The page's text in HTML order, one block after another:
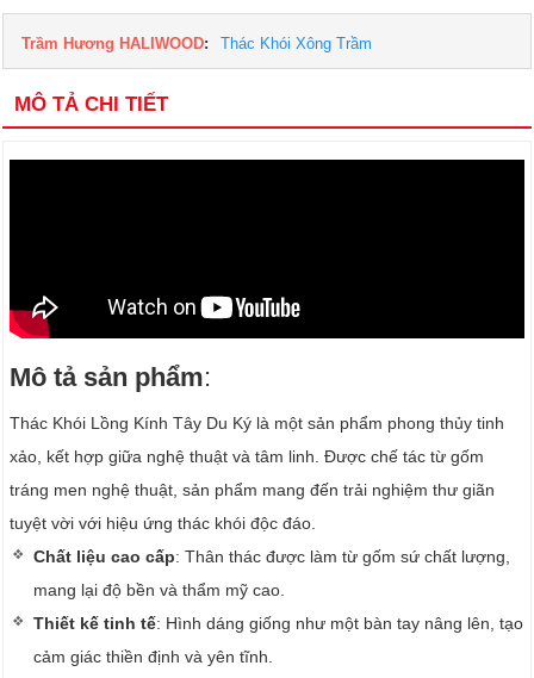
Trầm Hương HALIWOOD: Thác Khói Xông Trầm
MÔ TẢ CHI TIẾT
Mô tả sản phẩm:
Thác Khói Lồng Kính Tây Du Ký là một sản phẩm phong thủy tinh
xảo, kết hợp giữa nghệ thuật và tâm linh. Được chế tác từ gốm
tráng men nghệ thuật, sản phẩm mang đến trải nghiệm thư giãn
tuyệt vời với hiệu ứng thác khói độc đáo.
Chất liệu cao cấp: Thân thác được làm từ gốm sứ chất lượng,
mang lại độ bền và thẩm mỹ cao.
Thiết kế tinh tế: Hình dáng giống như một bàn tay nâng lên, tạo
cảm giác thiền định và yên tĩnh.